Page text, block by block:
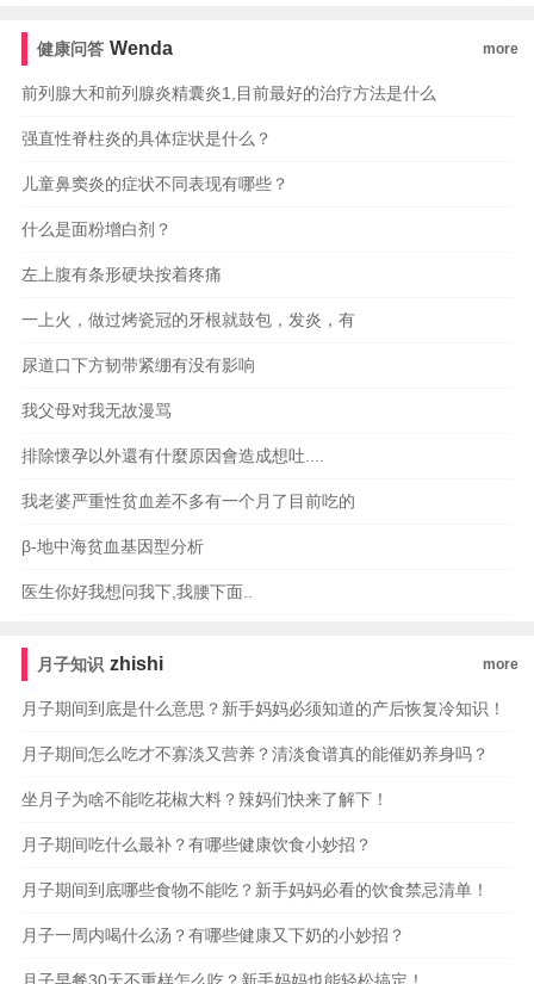
健康问答 Wenda more
前列腺大和前列腺炎精囊炎1,目前最好的治疗方法是什么
强直性脊柱炎的具体症状是什么？
儿童鼻窦炎的症状不同表现有哪些？
什么是面粉增白剂？
左上腹有条形硬块按着疼痛
一上火，做过烤瓷冠的牙根就鼓包，发炎，有
尿道口下方韧带紧绷有没有影响
我父母对我无故漫骂
排除懷孕以外還有什麼原因會造成想吐....
我老婆严重性贫血差不多有一个月了目前吃的
β-地中海贫血基因型分析
医生你好我想问我下,我腰下面..
月子知识 zhishi more
月子期间到底是什么意思？新手妈妈必须知道的产后恢复冷知识！
月子期间怎么吃才不寡淡又营养？清淡食谱真的能催奶养身吗？
坐月子为啥不能吃花椒大料？辣妈们快来了解下！
月子期间吃什么最补？有哪些健康饮食小妙招？
月子期间到底哪些食物不能吃？新手妈妈必看的饮食禁忌清单！
月子一周内喝什么汤？有哪些健康又下奶的小妙招？